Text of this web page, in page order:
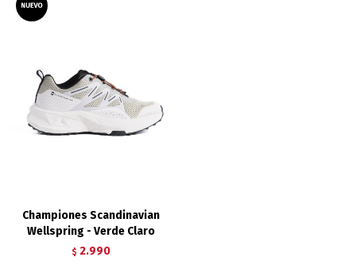
Championes Scandinavian
Wellspring - Verde Claro
$ 2.990